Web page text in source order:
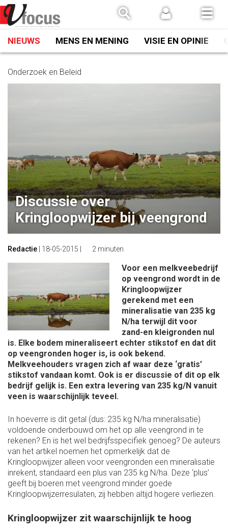
Spring
naar
inhoud
NIEUWS MENS EN MENING VISIE EN OPINIE
Onderzoek en Beleid
Discussie over
Kringloopwijzer bij veengrond
Redactie 18-05-2015 2 minuten
Voor een melkveebedrijf
op veengrond wordt in de
Kringloopwijzer
gerekend met een
mineralisatie van 235 kg
N/ha terwijl dit voor
zand-en kleigronden nul
is. Elke bodem mineraliseert echter stikstof en dat dit
op veengronden hoger is, is ook bekend.
Melkveehouders vragen zich af waar deze ‘gratis’
stikstof vandaan komt. Ook is er discussie of dit op elk
bedrijf gelijk is. Een extra levering van 235 kg/N vanuit
veen is waarschijnlijk teveel.
In hoeverre is dit getal (dus: 235 kg N/ha mineralisatie)
voldoende onderbouwd om het op alle veengrond in te
rekenen? En is het wel bedrijfsspecifiek genoeg? De auteurs
van het artikel noemen het opmerkelijk dat de
Kringloopwijzer alleen voor veengronden een mineralisatie
inrekent, standaard een plus van 235 kg N/ha. Deze ‘plus’
geeft bij boeren met veengrond minder goede
Kringloopwijzerresulaten, zij hebben altijd hogere verliezen.
Kringloopwijzer zit waarschijnlijk te hoog